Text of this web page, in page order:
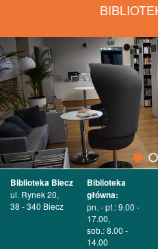
Biblioteka Biecz
ul. Rynek 20,
38 - 340 Biecz
Biblioteka
główna:
pn. - pt.: 9.00 -
17.00,
sob.: 8.00 -
14.00